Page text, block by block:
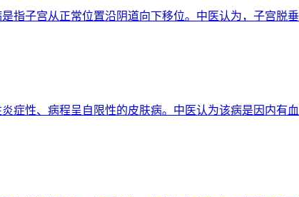
指子宫从正常位置沿阴道向下移位。中医认为，子宫脱
症性、病程呈自限性的皮肤病。中医认为该病是因内有